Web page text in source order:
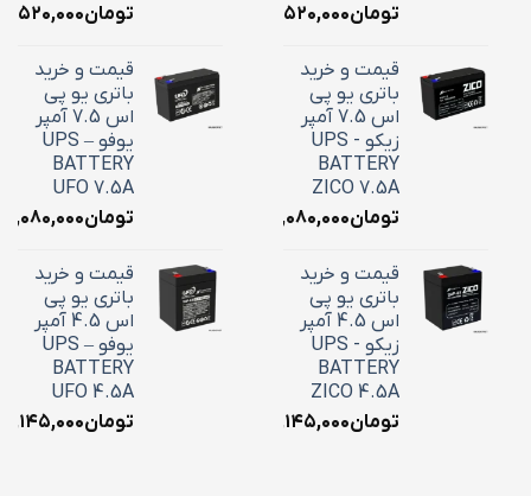
تومان۳,۵۲۰,۰۰۰
قیمت و خرید
باتری یو پی
اس 7.5 آمپر
زیکو - UPS
BATTERY
ZICO 7.5A
تومان۳,۰۸۰,۰۰۰
قیمت و خرید
باتری یو پی
اس 4.5 آمپر
زیکو - UPS
BATTERY
ZICO 4.5A
تومان۲,۱۴۵,۰۰۰
تومان۳,۵۲۰,۰۰۰
قیمت و خرید
باتری یو پی
اس 7.5 آمپر
یوفو – UPS
BATTERY
UFO 7.5A
تومان۳,۰۸۰,۰۰۰
قیمت و خرید
باتری یو پی
اس 4.5 آمپر
یوفو – UPS
BATTERY
UFO 4.5A
تومان۲,۱۴۵,۰۰۰